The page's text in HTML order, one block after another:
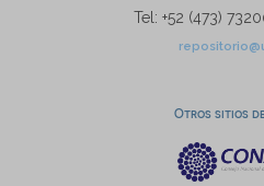
Tel: +52 (473)
Otros sitios